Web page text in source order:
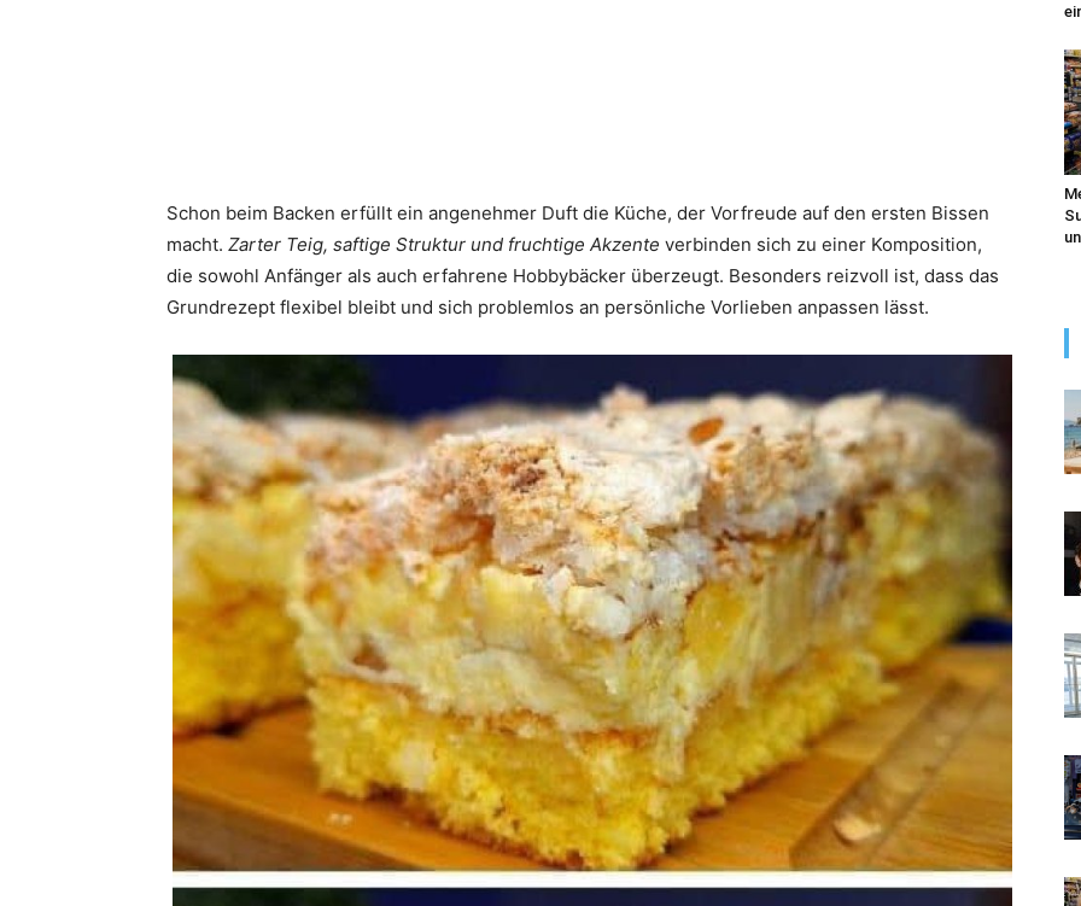
Schon beim Backen erfüllt ein angenehmer Duft die Küche, der Vorfreude auf den ersten Bissen
macht. Zarter Teig, saftige Struktur und fruchtige Akzente verbinden sich zu einer Komposition,
die sowohl Anfänger als auch erfahrene Hobbybäcker überzeugt. Besonders reizvoll ist, dass das
Grundrezept flexibel bleibt und sich problemlos an persönliche Vorlieben anpassen lässt.